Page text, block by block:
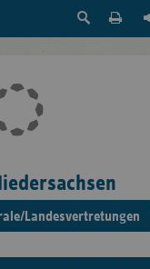
Suche
Landesvertretungen